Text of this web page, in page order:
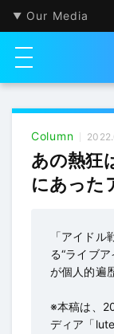
Our Media
メニューを開く
Column
あの熱狂
にあった
「アイド
る“ライブ
が個人的遍
※本稿は、
ディア「